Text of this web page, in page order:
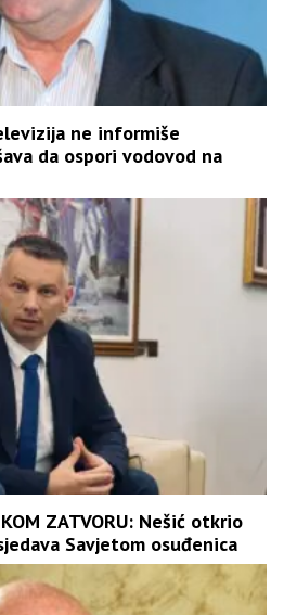
ne informiše
da ospori vodovod na
ZATVORU: Nešić otkrio
Savjetom osuđenica